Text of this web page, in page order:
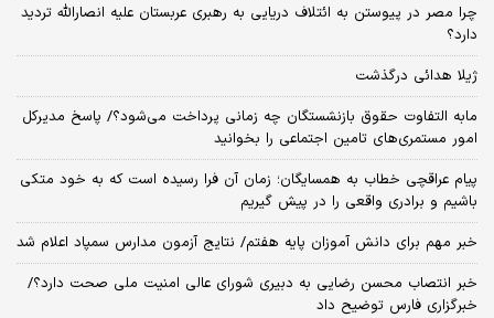
چرا مصر در پیوستن به ائتلاف دریایی به رهبری عربستان علیه انصارالله تردید
دارد؟
ژیلا هدائی درگذشت
مابه التفاوت حقوق بازنشستگان چه زمانی پرداخت می‌شود؟/ پاسخ مدیرکل
امور مستمری‌های تامین اجتماعی را بخوانید
پیام عراقچی خطاب به همسایگان؛ زمان آن فرا رسیده است که به خود متکی
باشیم و برادری واقعی را در پیش گیریم
خبر مهم برای دانش آموزان پایه هفتم/ نتایج آزمون مدارس سمپاد اعلام شد
خبر انتصاب محسن رضایی به دبیری شورای عالی امنیت ملی صحت دارد؟/
خبرگزاری فارس توضیح داد